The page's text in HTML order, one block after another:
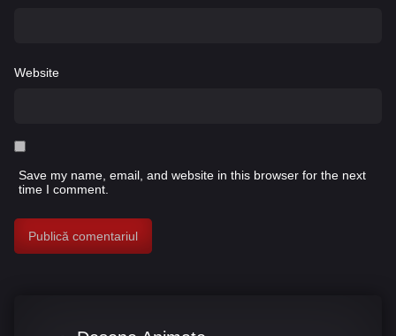
Website
Save my name, email, and website in this browser for the next
time I comment.